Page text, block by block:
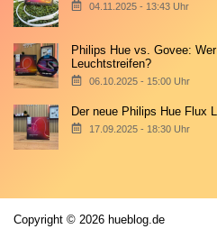
04.11.2025 - 13:43 Uhr
Philips Hue vs. Govee:
Leuchtstreifen?
06.10.2025 - 15:00 Uhr
Der neue Philips Hue Flux
17.09.2025 - 18:30 Uhr
Copyright © 2026 hueblog.de